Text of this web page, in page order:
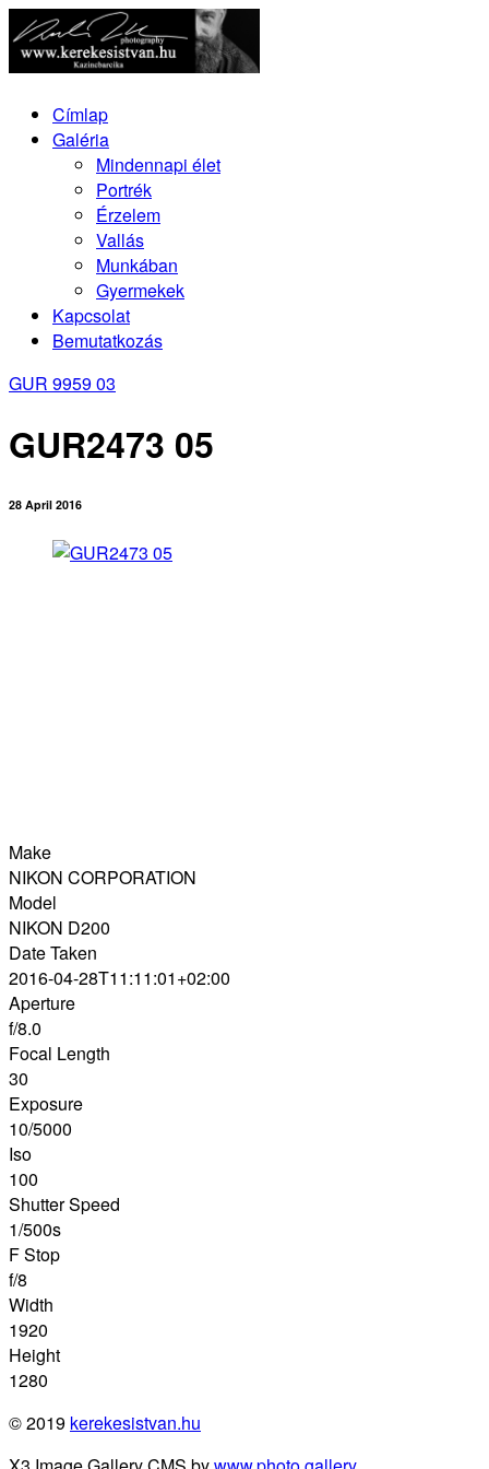
Címlap
Galéria
Mindennapi élet
Portrék
Érzelem
Vallás
Munkában
Gyermekek
Kapcsolat
Bemutatkozás
GUR 9959 03
GUR2473 05
28 April 2016
Make
NIKON CORPORATION
Model
NIKON D200
Date Taken
2016-04-28T11:11:01+02:00
Aperture
f/8.0
Focal Length
30
Exposure
10/5000
Iso
100
Shutter Speed
1/500s
F Stop
f/8
Width
1920
Height
1280
© 2019 kerekesistvan.hu